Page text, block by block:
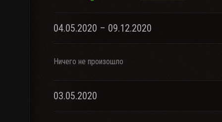
04.05.2020 – 09.12.2020
Ничего не произошло
03.05.2020